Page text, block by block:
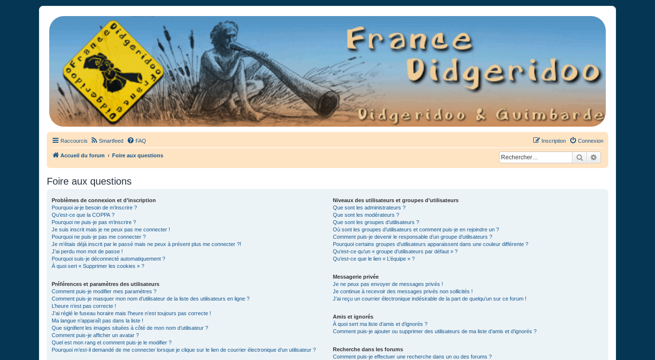
France Didgeridoo
Didgeridoo et Guimbarde sur France Didgeridoo - retrouvez la communauté.
Raccourcis Smartfeed FAQ Connexion
Inscription
Accueil du forum Foire aux questions Rechercher
Foire aux questions
Problèmes de connexion et d’inscription
Pourquoi ai-je besoin de m’inscrire ?
Qu’est-ce que la COPPA ?
Pourquoi ne puis-je pas m’inscrire ?
Je suis inscrit mais je ne peux pas me connecter !
Pourquoi ne puis-je pas me connecter ?
Je m’étais déjà inscrit par le passé mais ne peux à présent plus me connecter ?!
J’ai perdu mon mot de passe !
Pourquoi suis-je déconnecté automatiquement ?
À quoi sert « Supprimer les cookies » ?
Préférences et paramètres des utilisateurs
Comment puis-je modifier mes paramètres ?
Comment puis-je masquer mon nom d’utilisateur de la liste des utilisateurs en ligne ?
L’heure n’est pas correcte !
J’ai réglé le fuseau horaire mais l’heure n’est toujours pas correcte !
Ma langue n’apparaît pas dans la liste !
Que signifient les images situées à côté de mon nom d’utilisateur ?
Comment puis-je afficher un avatar ?
Quel est mon rang et comment puis-je le modifier ?
Pourquoi m’est-il demandé de me connecter lorsque je clique sur le lien de courrier électronique d’un utilisateur ?
Niveaux des utilisateurs et groupes d’utilisateurs
Que sont les administrateurs ?
Que sont les modérateurs ?
Que sont les groupes d’utilisateurs ?
Où sont les groupes d’utilisateurs et comment puis-je en rejoindre un ?
Comment puis-je devenir le responsable d’un groupe d’utilisateurs ?
Pourquoi certains groupes d’utilisateurs apparaissent dans une couleur différente ?
Qu’est-ce qu’un « groupe d’utilisateurs par défaut » ?
Qu’est-ce que le lien « L’équipe » ?
Messagerie privée
Je ne peux pas envoyer de messages privés !
Je continue à recevoir des messages privés non sollicités !
J’ai reçu un courrier électronique indésirable de la part de quelqu’un sur ce forum !
Amis et ignorés
À quoi sert ma liste d’amis et d’ignorés ?
Comment puis-je ajouter ou supprimer des utilisateurs de ma liste d’amis et d’ignorés ?
Recherche dans les forums
Comment puis-je effectuer une recherche dans un ou des forums ?